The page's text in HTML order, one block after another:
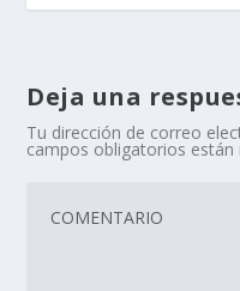
Deja una
Tu dirección de correo
campos obligatorios